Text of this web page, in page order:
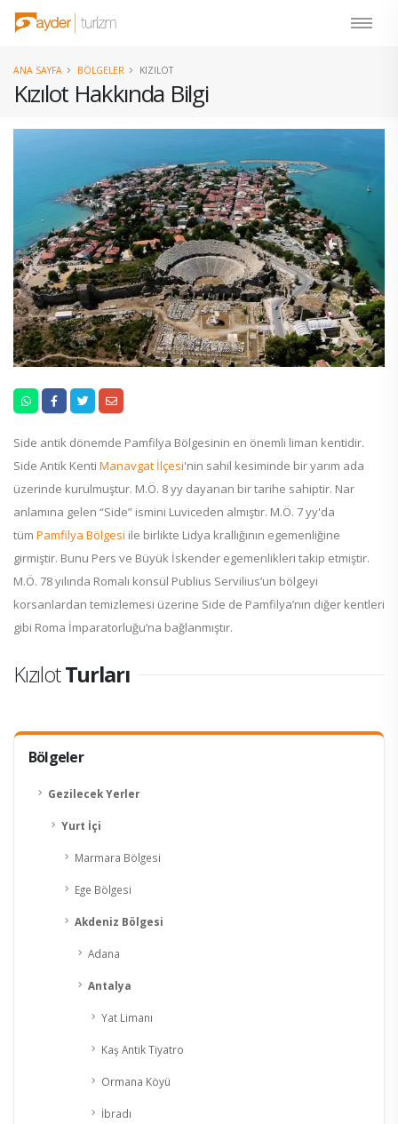
Kızılot Hakkında Bilgi
ANA SAYFA BÖLGELER KIZILOT
Bölgeler
Gezilecek Yerler
Yurt İçi
Marmara Bölgesi
Ege Bölgesi
Akdeniz Bölgesi
Adana
Antalya
Yat Limanı
Kaş Antik Tiyatro
Ormana Köyü
İbradı
Side antik dönemde Pamfilya Bölgesinin en önemli liman kentidir.
Side Antik Kenti Manavgat İlçesi'nin sahil kesiminde bir yarım ada
üzerinde kurulmuştur. M.Ö. 8 yy dayanan bir tarihe sahiptir. Nar
anlamına gelen “Side” ismini Luviceden almıştır. M.Ö. 7 yy'da
tüm Pamfilya Bölgesi ile birlikte Lidya krallığının egemenliğine
girmiştir. Bunu Pers ve Büyük İskender egemenlikleri takip etmiştir.
M.Ö. 78 yılında Romalı konsül Publius Servilius’un bölgeyi
korsanlardan temizlemesi üzerine Side de Pamfilya’nın diğer kentleri
gibi Roma İmparatorluğu’na bağlanmıştır.
KızılotTurları